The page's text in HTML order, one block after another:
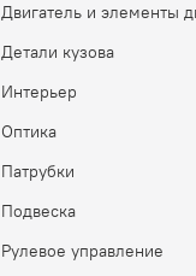
Двигатель и элементы
Детали кузова
Интерьер
Оптика
Патрубки
Подвеска
Рулевое управление